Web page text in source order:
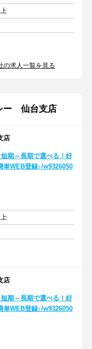
の求人一覧を見る
ー 仙台支店
店
短期～長期で選べる！好
WEB登録♪/w9326050
店
短期～長期で選べる！好
WEB登録♪/w9326050